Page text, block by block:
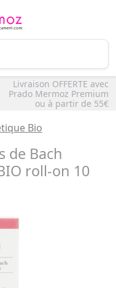
Livraison OFFERTE avec
Prado Mermoz Premium
ou à partir de 55€
Bio
de Bach
roll-on 10